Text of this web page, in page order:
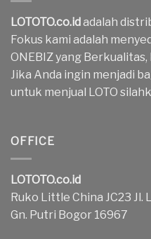
LOTOTO.co.id adalah
Fokus kami adalah
ONEBIZ yang
Jika Anda ingin menjadi
untuk menjual LOTO
OFFICE
LOTOTO.co.id
Ruko Little China JC23 Jl.
Gn. Putri Bogor 16967